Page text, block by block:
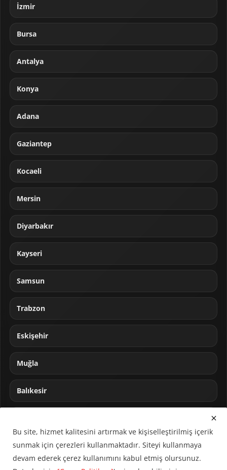
İzmir
Bursa
Antalya
Konya
Adana
Gaziantep
Kocaeli
Mersin
Diyarbakır
Kayseri
Samsun
Trabzon
Eskişehir
Muğla
Balıkesir
Bu site, hizmet kalitesini artırmak ve kişiselleştirilmiş içerik
sunmak için çerezleri kullanmaktadır. Siteyi kullanmaya
devam ederek çerez kullanımını kabul etmiş olursunuz.